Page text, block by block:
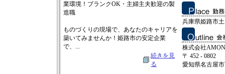
業環境！ブランクOK・主婦主夫歓迎の製
造職
ものづくりの現場で、あなたのキャリアを
築いてみませんか！姫路市の安定企業
で、...
続きを見
る
兵庫県姫路市
株式会社AMON
〒 452 - 0802
愛知県名古屋